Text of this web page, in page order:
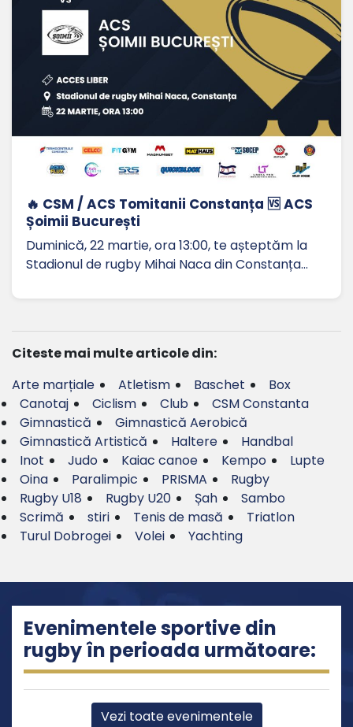
🔥 CSM / ACS Tomitanii Constanța 🆚 ACS
Șoimii București
Duminică, 22 martie, ora 13:00, te așteptăm la
Stadionul de rugby Mihai Naca din Constanța…
Citeste mai multe articole din:
Arte marțiale
Atletism Baschet
Box
Canotaj
Ciclism Club
CSM Constanta
Gimnastică
Gimnastică Aerobică
Gimnastică Artistică
Haltere
Handbal
Inot
Judo Kaiac canoe Kempo
Lupte
Oina
Paralimpic PRISMA
Rugby
Rugby U18
Rugby U20 Șah
Sambo
Scrimă
stiri Tenis de masă
Triatlon
Turul Dobrogei
Volei Yachting
Evenimentele sportive din
rugby în perioada următoare:
Vezi toate evenimentele